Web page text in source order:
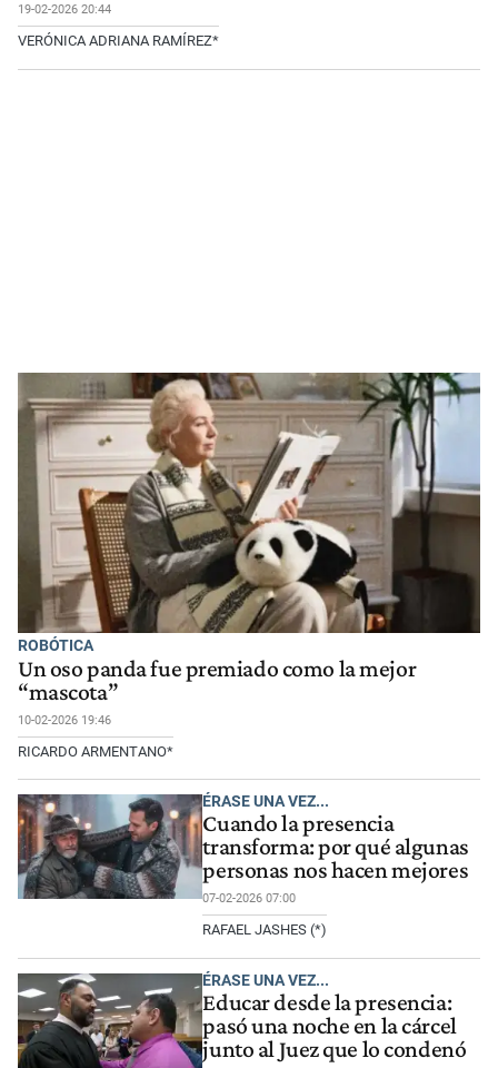
19-02-2026 20:44
VERÓNICA ADRIANA RAMÍREZ*
ROBÓTICA
Un oso panda fue premiado como la mejor
“mascota”
10-02-2026 19:46
RICARDO ARMENTANO*
ÉRASE UNA VEZ...
Cuando la presencia
transforma: por qué algunas
personas nos hacen mejores
07-02-2026 07:00
RAFAEL JASHES (*)
ÉRASE UNA VEZ...
Educar desde la presencia:
pasó una noche en la cárcel
junto al Juez que lo condenó